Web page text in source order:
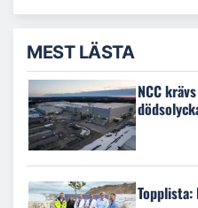
MEST LÄSTA
NCC